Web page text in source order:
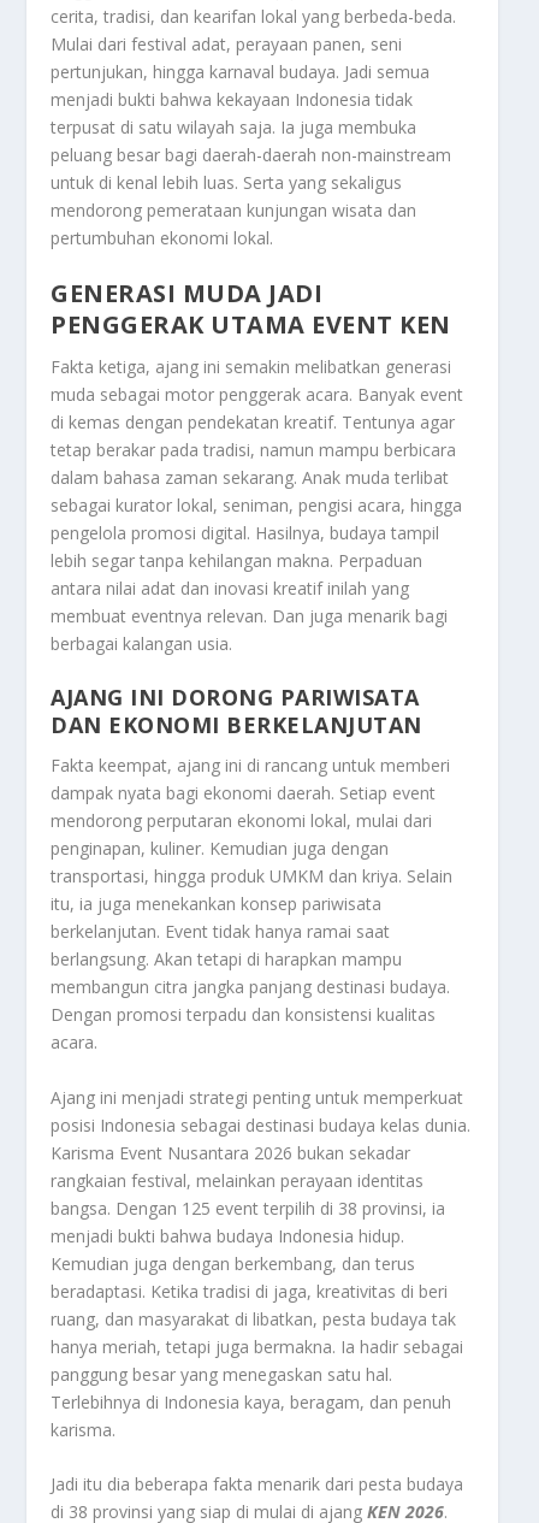
cerita, tradisi, dan kearifan lokal yang berbeda-beda.
Mulai dari festival adat, perayaan panen, seni
pertunjukan, hingga karnaval budaya. Jadi semua
menjadi bukti bahwa kekayaan Indonesia tidak
terpusat di satu wilayah saja. Ia juga membuka
peluang besar bagi daerah-daerah non-mainstream
untuk di kenal lebih luas. Serta yang sekaligus
mendorong pemerataan kunjungan wisata dan
pertumbuhan ekonomi lokal.
GENERASI MUDA JADI
PENGGERAK UTAMA EVENT KEN
Fakta ketiga, ajang ini semakin melibatkan generasi
muda sebagai motor penggerak acara. Banyak event
di kemas dengan pendekatan kreatif. Tentunya agar
tetap berakar pada tradisi, namun mampu berbicara
dalam bahasa zaman sekarang. Anak muda terlibat
sebagai kurator lokal, seniman, pengisi acara, hingga
pengelola promosi digital. Hasilnya, budaya tampil
lebih segar tanpa kehilangan makna. Perpaduan
antara nilai adat dan inovasi kreatif inilah yang
membuat eventnya relevan. Dan juga menarik bagi
berbagai kalangan usia.
AJANG INI DORONG PARIWISATA
DAN EKONOMI BERKELANJUTAN
Fakta keempat, ajang ini di rancang untuk memberi
dampak nyata bagi ekonomi daerah. Setiap event
mendorong perputaran ekonomi lokal, mulai dari
penginapan, kuliner. Kemudian juga dengan
transportasi, hingga produk UMKM dan kriya. Selain
itu, ia juga menekankan konsep pariwisata
berkelanjutan. Event tidak hanya ramai saat
berlangsung. Akan tetapi di harapkan mampu
membangun citra jangka panjang destinasi budaya.
Dengan promosi terpadu dan konsistensi kualitas
acara.
Ajang ini menjadi strategi penting untuk memperkuat
posisi Indonesia sebagai destinasi budaya kelas dunia.
Karisma Event Nusantara 2026 bukan sekadar
rangkaian festival, melainkan perayaan identitas
bangsa. Dengan 125 event terpilih di 38 provinsi, ia
menjadi bukti bahwa budaya Indonesia hidup.
Kemudian juga dengan berkembang, dan terus
beradaptasi. Ketika tradisi di jaga, kreativitas di beri
ruang, dan masyarakat di libatkan, pesta budaya tak
hanya meriah, tetapi juga bermakna. Ia hadir sebagai
panggung besar yang menegaskan satu hal.
Terlebihnya di Indonesia kaya, beragam, dan penuh
karisma.
Jadi itu dia beberapa fakta menarik dari pesta budaya
di 38 provinsi yang siap di mulai di ajangKEN 2026.